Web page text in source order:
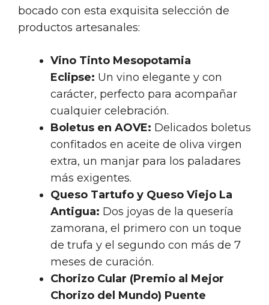
bocado con esta exquisita selección de
productos artesanales:
Vino Tinto Mesopotamia
Eclipse: Un vino elegante y con
carácter, perfecto para acompañar
cualquier celebración.
Boletus en AOVE: Delicados boletus
confitados en aceite de oliva virgen
extra, un manjar para los paladares
más exigentes.
Queso Tartufo y Queso Viejo La
Antigua: Dos joyas de la quesería
zamorana, el primero con un toque
de trufa y el segundo con más de 7
meses de curación.
Chorizo Cular (Premio al Mejor
Chorizo del Mundo) Puente